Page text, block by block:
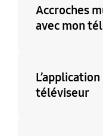
Accroches
avec mon
téléviseur